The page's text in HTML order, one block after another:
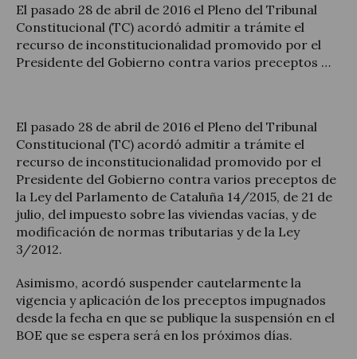
Actualidad jurídica
Notícias y artículos
El pasado 28 de abril de 2016 el Pleno del Tribunal
Constitucional (TC) acordó admitir a trámite el
recurso de inconstitucionalidad promovido por el
Presidente del Gobierno contra varios preceptos …
El pasado 28 de abril de 2016 el Pleno del Tribunal
Constitucional (TC) acordó admitir a trámite el
recurso de inconstitucionalidad promovido por el
Presidente del Gobierno contra varios preceptos de
la Ley del Parlamento de Cataluña 14/2015, de 21 de
julio, del impuesto sobre las viviendas vacías, y de
modificación de normas tributarias y de la Ley
3/2012.
Asimismo, acordó suspender cautelarmente la
vigencia y aplicación de los preceptos impugnados
desde la fecha en que se publique la suspensión en el
BOE que se espera será en los próximos días.